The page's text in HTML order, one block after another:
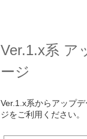
Ver.1.x系 ア
ージ
Ver.1.x系からアップ
ジをご利用ください。